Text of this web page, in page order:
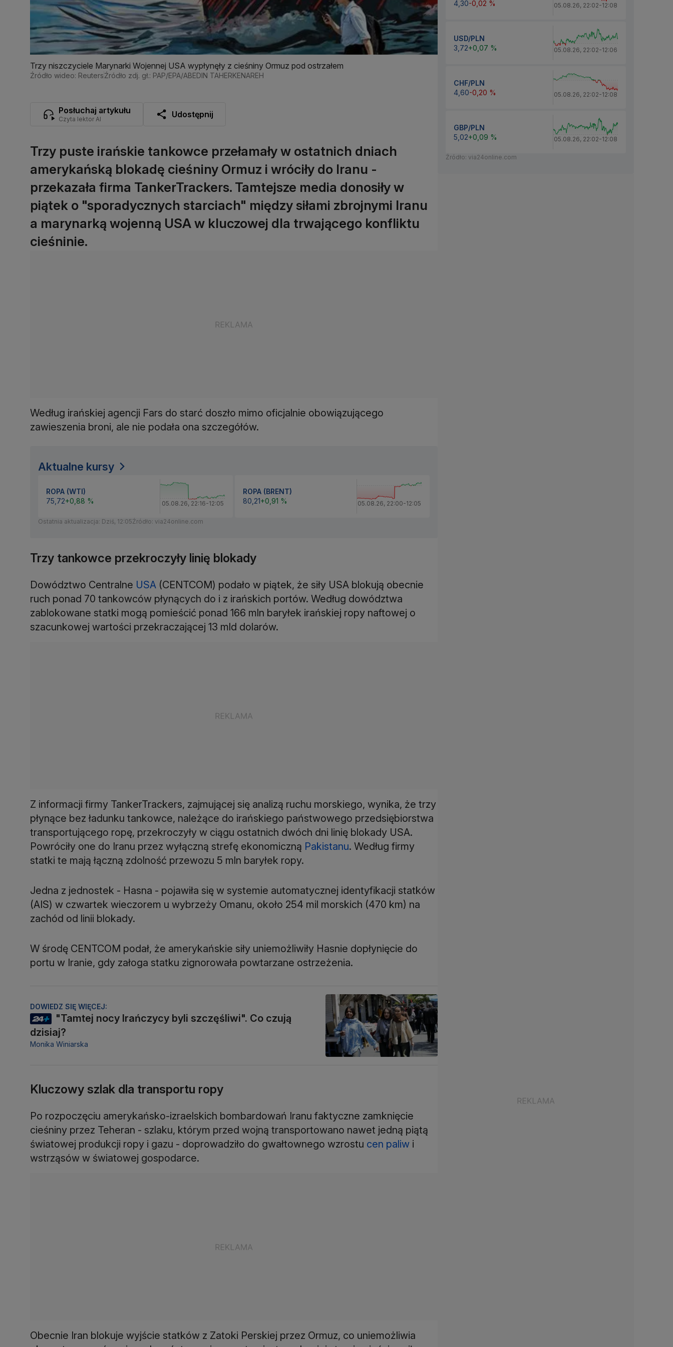
Trzy niszczyciele Marynarki Wojennej USA wypłynęły z cieśniny Ormuz pod ostrzałem
Źródło wideo: ReutersŹródło zdj. gł.: PAP/EPA/ABEDIN TAHERKENAREH
Posłuchaj artykułu
Czyta lektor AI Udostępnij
Trzy puste irańskie tankowce przełamały w ostatnich dniach
amerykańską blokadę cieśniny Ormuz i wróciły do Iranu -
przekazała firma TankerTrackers. Tamtejsze media donosiły w
piątek o "sporadycznych starciach" między siłami zbrojnymi Iranu
a marynarką wojenną USA w kluczowej dla trwającego konfliktu
cieśninie.
Według irańskiej agencji Fars do starć doszło mimo oficjalnie obowiązującego
zawieszenia broni, ale nie podała ona szczegółów.
Aktualne kursy
ROPA (WTI)
75,72+0,88 % 05.08.26, 22:16-12:05
ROPA (BRENT)
80,21+0,91 % 05.08.26, 22:00-12:05
Ostatnia aktualizacja: Dziś, 12:05Źródło: via24online.com
Trzy tankowce przekroczyły linię blokady
Dowództwo Centralne USA (CENTCOM) podało w piątek, że siły USA blokują obecnie
ruch ponad 70 tankowców płynących do i z irańskich portów. Według dowództwa
zablokowane statki mogą pomieścić ponad 166 mln baryłek irańskiej ropy naftowej o
szacunkowej wartości przekraczającej 13 mld dolarów.
Z informacji firmy TankerTrackers, zajmującej się analizą ruchu morskiego, wynika, że trzy
płynące bez ładunku tankowce, należące do irańskiego państwowego przedsiębiorstwa
transportującego ropę, przekroczyły w ciągu ostatnich dwóch dni linię blokady USA.
Powróciły one do Iranu przez wyłączną strefę ekonomiczną Pakistanu. Według firmy
statki te mają łączną zdolność przewozu 5 mln baryłek ropy.
Jedna z jednostek - Hasna - pojawiła się w systemie automatycznej identyfikacji statków
(AIS) w czwartek wieczorem u wybrzeży Omanu, około 254 mil morskich (470 km) na
zachód od linii blokady.
W środę CENTCOM podał, że amerykańskie siły uniemożliwiły Hasnie dopłynięcie do
portu w Iranie, gdy załoga statku zignorowała powtarzane ostrzeżenia.
DOWIEDZ SIĘ WIĘCEJ:
"Tamtej nocy Irańczycy byli szczęśliwi". Co czują
dzisiaj?
Monika Winiarska
Kluczowy szlak dla transportu ropy
Po rozpoczęciu amerykańsko-izraelskich bombardowań Iranu faktyczne zamknięcie
cieśniny przez Teheran - szlaku, którym przed wojną transportowano nawet jedną piątą
światowej produkcji ropy i gazu - doprowadziło do gwałtownego wzrostu cen paliw i
wstrząsów w światowej gospodarce.
Obecnie Iran blokuje wyjście statków z Zatoki Perskiej przez Ormuz, co uniemożliwia
4,30-0,02 % 05.08.26, 22:02-12:08
USD/PLN
3,72+0,07 % 05.08.26, 22:02-12:06
CHF/PLN
4,60-0,20 % 05.08.26, 22:02-12:08
GBP/PLN
5,02+0,09 % 05.08.26, 22:02-12:08
Źródło: via24online.com